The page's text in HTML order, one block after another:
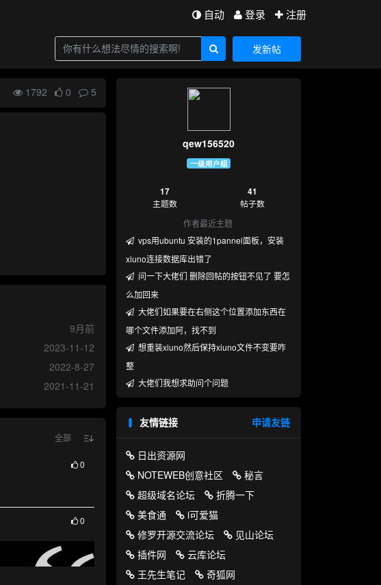
自动 登录 注册
发新帖
1792 0 5
9月前
2023-11-12
2022-8-27
2021-11-21
全部
0
0
qew156520
一级用户组
17
主题数
41
帖子数
作者最近主题
vps用ubuntu 安装的1pannel面板，安装
xiuno连接数据库出错了
问一下大佬们 删除回帖的按钮不见了 要怎
么加回来
大佬们如果要在右侧这个位置添加东西在
哪个文件添加阿，找不到
想重装xiuno然后保持xiuno文件不变要咋
整
大佬们我想求助问个问题
友情链接 申请友链
日出资源网
NOTEWEB创意社区
秘言
超级域名论坛
折腾一下
美食通
i可爱猫
修罗开源交流论坛
见山论坛
插件网
云库论坛
王先生笔记
奇狐网